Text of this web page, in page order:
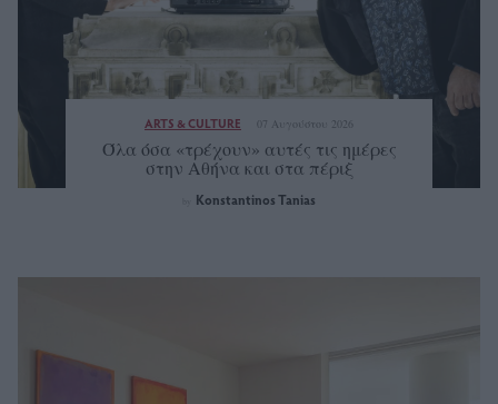
ARTS & CULTURE 07 Αυγούστου 2026
Όλα όσα «τρέχουν» αυτές τις ημέρες
στην Αθήνα και στα πέριξ
Konstantinos Tanias